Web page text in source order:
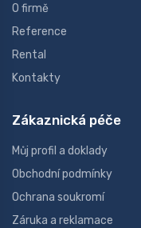
O firmě
Reference
Rental
Kontakty
Zákaznická péče
Můj profil a doklady
Obchodní podmínky
Ochrana soukromí
Záruka a reklamace